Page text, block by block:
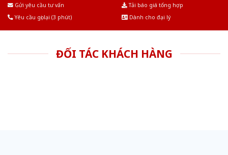
Gửi yêu cầu tư vấn
Tải báo giá tổng hợp
Yêu cầu gọi lại (3 phút)
Dành cho đại lý
ĐỐI TÁC KHÁCH HÀNG